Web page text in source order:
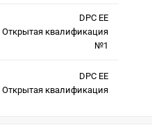
DPC EE
Открытая квалификация
№1
DPC EE
Открытая квалификация